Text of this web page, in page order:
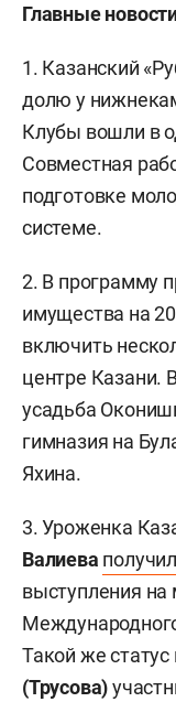
Главные
1. Казанский
долю у
Клубы вошли в
Совместная
подготовке
системе.
2. В программу
имущества на
включить
центре Казани.
усадьба
гимназия на
Яхина.
3. Уроженка
Валиева
выступления
Такой же
(Трусова)